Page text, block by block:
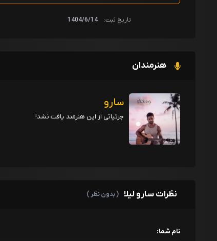
تاریخ ثبت: 1404/6/14
هنرمندان
سارو
جزئیاتی از این هنرمند یافت نشد!
نظرات سارو لیلا ( بدون نظر )
نام شما: